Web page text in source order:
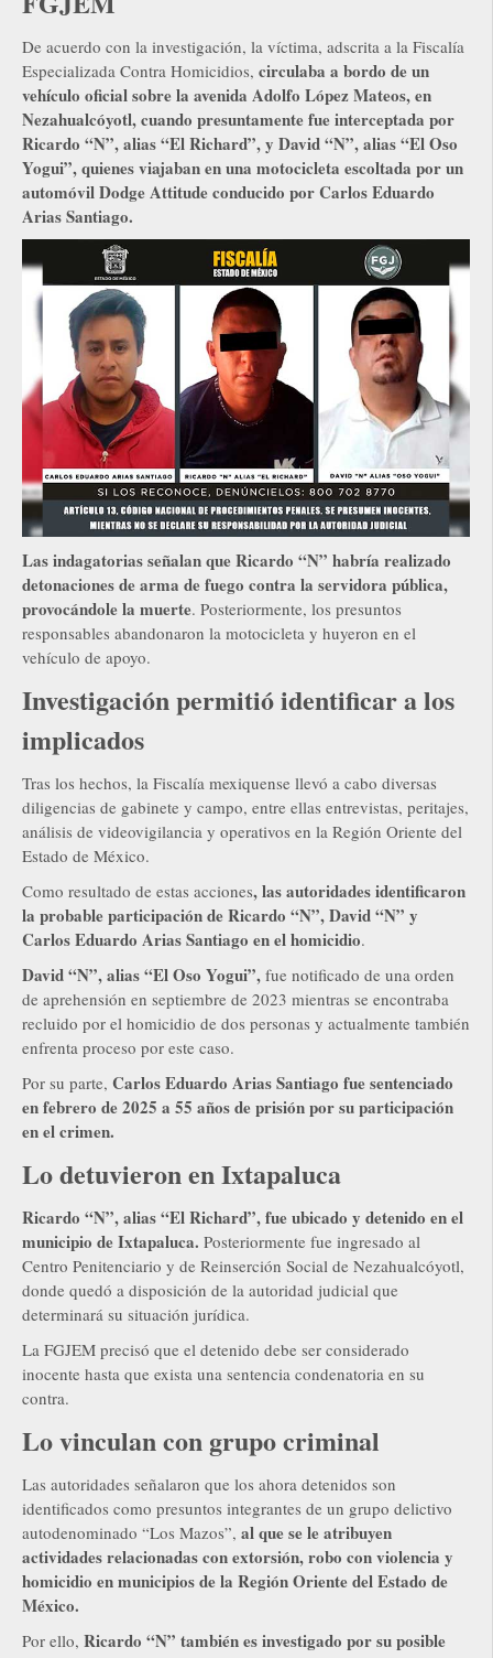
De acuerdo con la investigación, la víctima, adscrita a la Fiscalía
Especializada Contra Homicidios, circulaba a bordo de un
vehículo oficial sobre la avenida Adolfo López Mateos, en
Nezahualcóyotl, cuando presuntamente fue interceptada por
Ricardo “N”, alias “El Richard”, y David “N”, alias “El Oso
Yogui”, quienes viajaban en una motocicleta escoltada por un
automóvil Dodge Attitude conducido por Carlos Eduardo
Arias Santiago.
Las indagatorias señalan que Ricardo “N” habría realizado
detonaciones de arma de fuego contra la servidora pública,
provocándole la muerte. Posteriormente, los presuntos
responsables abandonaron la motocicleta y huyeron en el
vehículo de apoyo.
Investigación permitió identificar a los
implicados
Tras los hechos, la Fiscalía mexiquense llevó a cabo diversas
diligencias de gabinete y campo, entre ellas entrevistas, peritajes,
análisis de videovigilancia y operativos en la Región Oriente del
Estado de México.
Como resultado de estas acciones, las autoridades identificaron
la probable participación de Ricardo “N”, David “N” y
Carlos Eduardo Arias Santiago en el homicidio.
David “N”, alias “El Oso Yogui”, fue notificado de una orden
de aprehensión en septiembre de 2023 mientras se encontraba
recluido por el homicidio de dos personas y actualmente también
enfrenta proceso por este caso.
Por su parte, Carlos Eduardo Arias Santiago fue sentenciado
en febrero de 2025 a 55 años de prisión por su participación
en el crimen.
Lo detuvieron en Ixtapaluca
Ricardo “N”, alias “El Richard”, fue ubicado y detenido en el
municipio de Ixtapaluca. Posteriormente fue ingresado al
Centro Penitenciario y de Reinserción Social de Nezahualcóyotl,
donde quedó a disposición de la autoridad judicial que
determinará su situación jurídica.
La FGJEM precisó que el detenido debe ser considerado
inocente hasta que exista una sentencia condenatoria en su
contra.
Lo vinculan con grupo criminal
Las autoridades señalaron que los ahora detenidos son
identificados como presuntos integrantes de un grupo delictivo
autodenominado “Los Mazos”, al que se le atribuyen
actividades relacionadas con extorsión, robo con violencia y
homicidio en municipios de la Región Oriente del Estado de
México.
Por ello, Ricardo “N” también es investigado por su posible